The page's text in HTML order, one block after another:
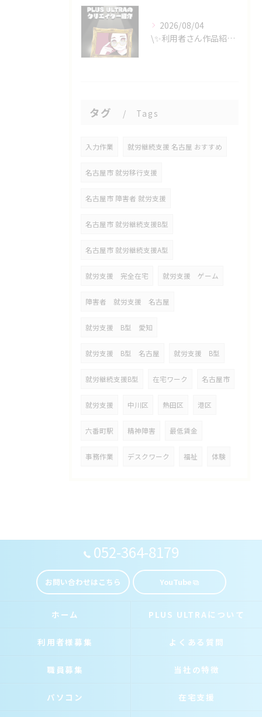
2026/08/04
\✨利用者さん作品紹介✨/
タグ Tags
入力作業 就労継続支援 名古屋 おすすめ
名古屋市 就労移行支援
名古屋市 障害者 就労支援
名古屋市 就労継続支援B型
名古屋市 就労継続支援A型
就労支援 完全在宅 就労支援 ゲーム
障害者 就労支援 名古屋
就労支援 B型 愛知
就労支援 B型 名古屋 就労支援 B型
就労継続支援B型 在宅ワーク 名古屋市
就労支援 中川区 熱田区 港区
六番町駅 精神障害 最低賃金
事務作業 デスクワーク 福祉 体験
052-364-8179
お問い合わせはこちら YouTube
ホーム PLUS ULTRAについて
利用者様募集 よくある質問
職員募集 当社の特徴
パソコン 在宅支援